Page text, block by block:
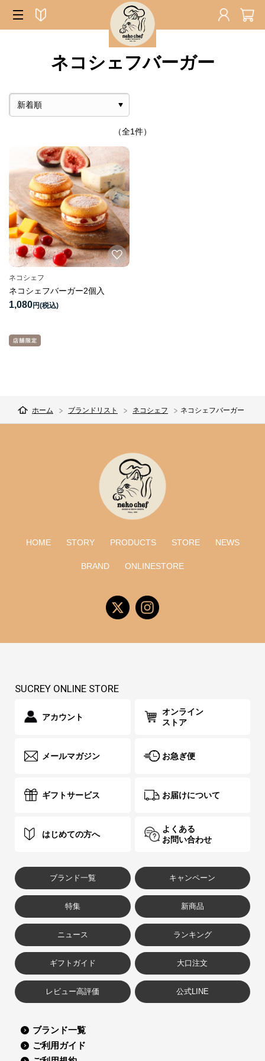
ネコシェフバーガー
（全1件）
ネコシェフ
ネコシェフバーガー2個入
1,080円
ホーム ブランドリスト ネコシェフ ネコシェフバーガー
HOME STORY PRODUCTS STORE NEWS
BRAND ONLINESTORE
SUCREY ONLINE STORE
アカウント
オンライン
ストア
メールマガジン お急ぎ便
ギフトサービス お届けについて
はじめての方へ
よくある
お問い合わせ
ブランド一覧 キャンペーン
特集 新商品
ニュース ランキング
ギフトガイド 大口注文
レビュー高評価 公式LINE
ブランド一覧
ご利用ガイド